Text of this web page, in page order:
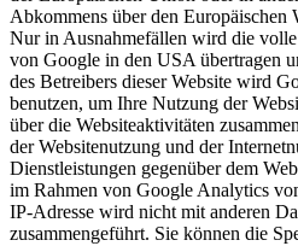
Abkommens über den Europäischen
Nur in Ausnahmefällen wird die
von Google in den USA übertragen
des Betreibers dieser Website wird
benutzen, um Ihre Nutzung der
über die Websiteaktivitäten
der Websitenutzung und der
Dienstleistungen gegenüber dem
im Rahmen von Google Analytics
IP-Adresse wird nicht mit anderen
zusammengeführt. Sie können die